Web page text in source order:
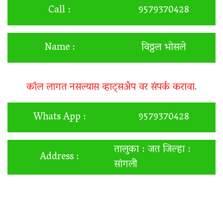
Call :
9579370428
Name :
विठ्ठल भोसले
कॉल लागत नसल्यास व्हाट्सअँप वर संपर्क करावा.
Whats App :
9579370428
Address : तालुका : जत जिल्हा :
सांगली